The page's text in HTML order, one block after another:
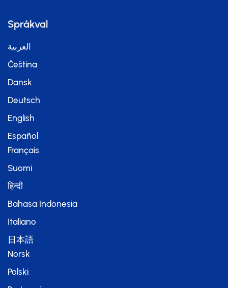
Språkval
العربية
Čeština
Dansk
Deutsch
English
Español
Français
Suomi
हिन्दी
Bahasa Indonesia
Italiano
日本語
Norsk
Polski